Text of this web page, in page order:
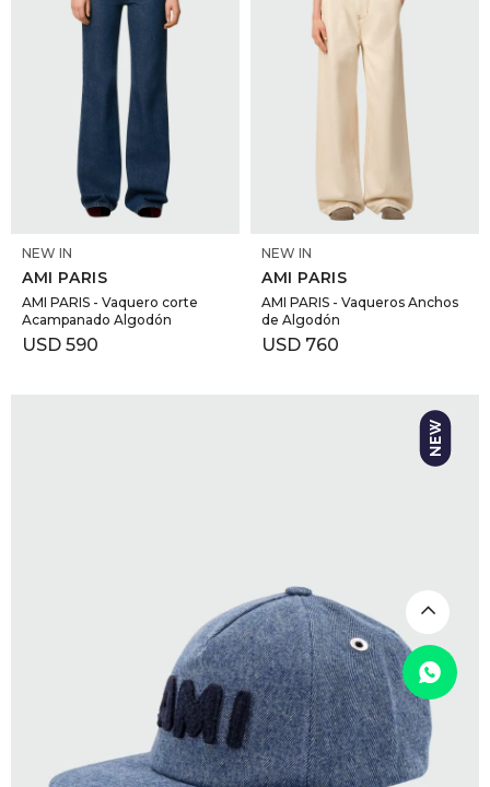
SELECCIONAR TALLE
NEW IN
AMI PARIS
AMI PARIS - Vaquero corte
Acampanado Algodón
USD 590
SELECCIONAR TALLE
NEW IN
AMI PARIS
AMI PARIS - Vaqueros Anchos
de Algodón
USD 760